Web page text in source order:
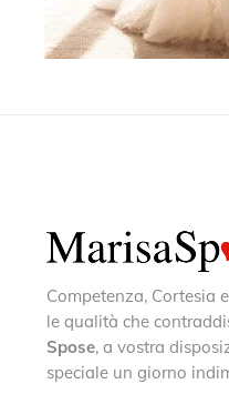
Competenza, Cortesia
le qualità che
Spose, a vostra
speciale un giorno